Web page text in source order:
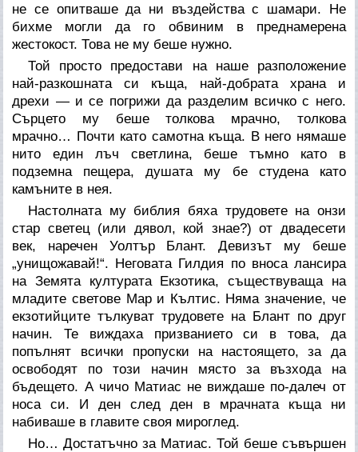
не се опитваше да ни въздейства с шамари. Не
бихме могли да го обвиним в преднамерена
жестокост. Това не му беше нужно.
Той просто предостави на наше разположение
най-разкошната си къща, най-добрата храна и
дрехи — и се погрижи да разделим всичко с него.
Сърцето му беше толкова мрачно, толкова
мрачно… Почти като самотна къща. В него нямаше
нито един лъч светлина, беше тъмно като в
подземна пещера, душата му бе студена като
камъните в нея.
Настолната му библия бяха трудовете на онзи
стар светец (или дявол, кой знае?) от двадесети
век, наречен Уолтър Блант. Девизът му беше
„унищожавай!“. Неговата Гилдия по вноса лансира
на Земята културата Екзотика, съществуваща на
младите светове Мар и Кълтис. Няма значение, че
екзотийците тълкуват трудовете на Блант по друг
начин. Те виждаха призванието си в това, да
попълнят всички пропуски на настоящето, за да
освободят по този начин място за възхода на
бъдещето. А чичо Матиас не виждаше по-далеч от
носа си. И ден след ден в мрачната къща ни
набиваше в главите своя мироглед.
Но… Достатъчно за Матиас. Той беше съвършен